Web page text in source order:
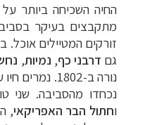
החיה השכיחה ביותר
מתקבצים בעיקר
זורקים המטיילים
גם דרבני כף, נמיות,
נכחדו מהסביבה. שני
וחתול הבר האפריקאי,